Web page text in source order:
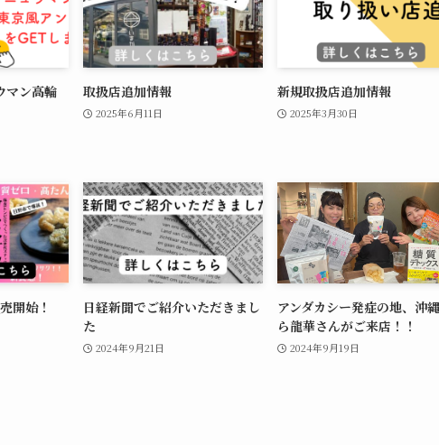
マン高輪
取扱店追加情報
2025年6月11日
新規取扱店追加情報
2025年3月30日
開始！
日経新聞でご紹介いただきまし
た
2024年9月21日
アンダカシー発症の地、沖
ら龍華さんがご来店！！
2024年9月19日